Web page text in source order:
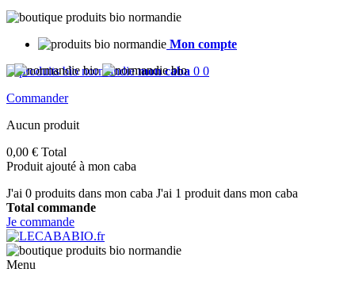
Mon compte
mon caba 0 0
Commander
Aucun produit
0,00 € Total
Produit ajouté à mon caba
J'ai 0 produits dans mon caba J'ai 1 produit dans mon caba
Total commande
Je commande
Menu